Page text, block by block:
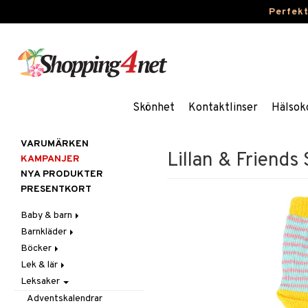
Skönhet Kontaktlinser
Lillan &
VARUMÄRKEN
KAMPANJER
NYA PRODUKTER
PRESENTKORT
Baby & barn
Accessoarer
För håret
Hattar & Mössor
Övrigt
Plånböcker
Aktivitet
Babygym
Babysitters
Bit & Skallra
Äta
Barnservis
Haklappar
Badrockar & Handdukar
Barnvagnstillbehör
Barnkläder
Accessoarer
Kepsar & Solhattar
Badkläder & UV-kläder
Klänningar
Nederdelar
Böcker
Dagböcker
Läs & Lär
Målarböcker
Lek & lär
Experiment
Inlärningsspel
Leksaker
Adventskalendrar